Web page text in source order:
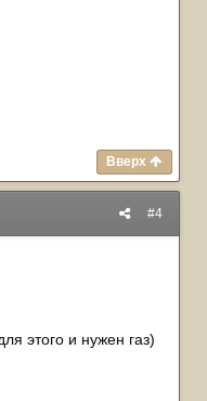
Вверх
#4
этого и нужен газ)